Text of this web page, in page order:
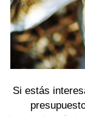
Si estás